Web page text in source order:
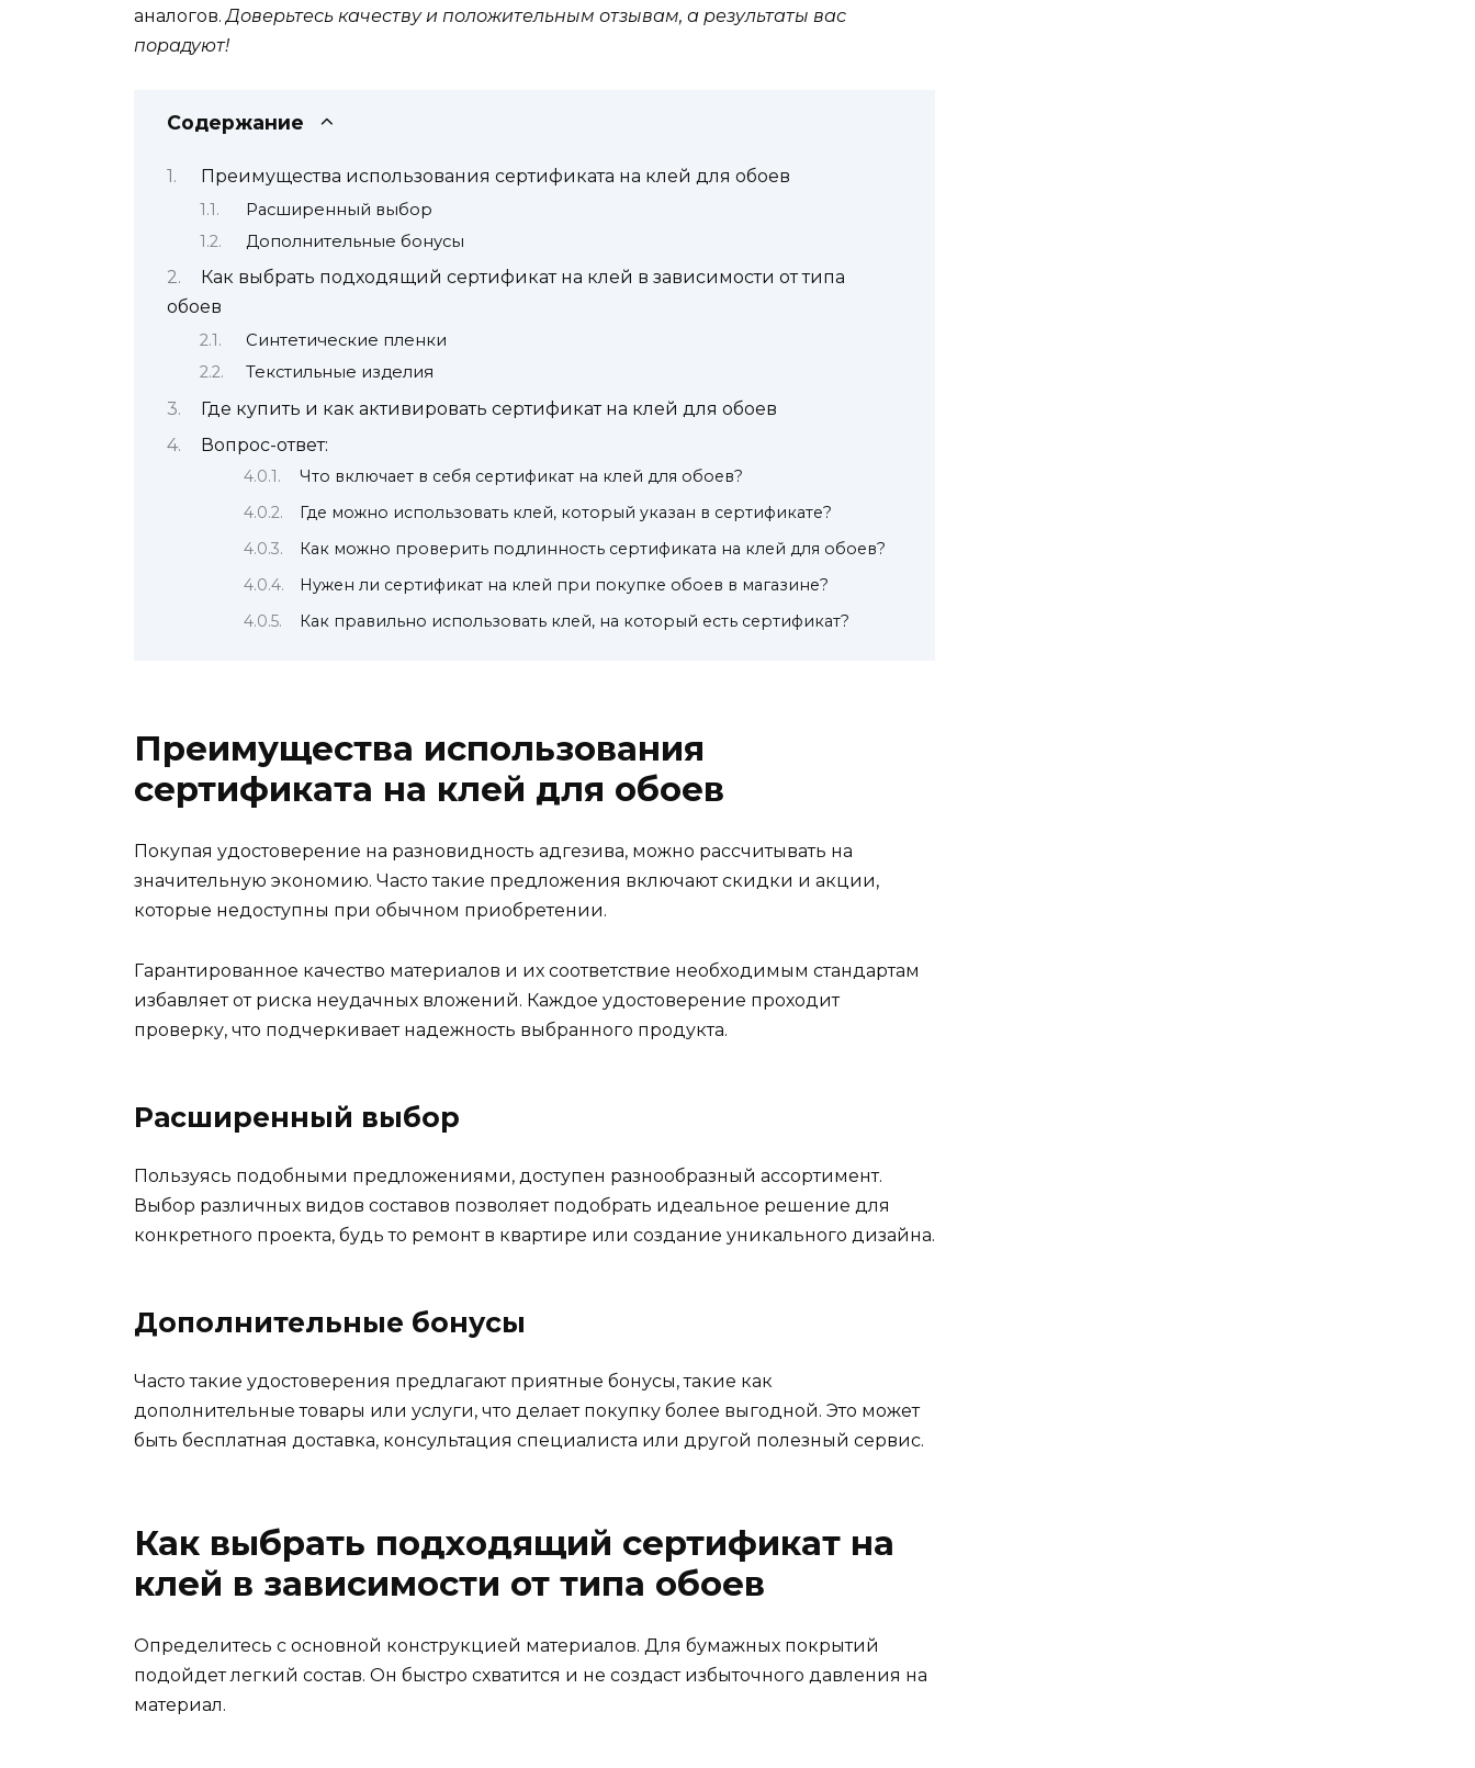
аналогов. Доверьтесь качеству и положительным отзывам, а результаты вас
порадуют!
Содержание
Преимущества использования сертификата на клей для обоев
Расширенный выбор
Дополнительные бонусы
Как выбрать подходящий сертификат на клей в зависимости от типа
обоев
Синтетические пленки
Текстильные изделия
Где купить и как активировать сертификат на клей для обоев
Вопрос-ответ:
Что включает в себя сертификат на клей для обоев?
Где можно использовать клей, который указан в сертификате?
Как можно проверить подлинность сертификата на клей для обоев?
Нужен ли сертификат на клей при покупке обоев в магазине?
Как правильно использовать клей, на который есть сертификат?
Преимущества использования
сертификата на клей для обоев
Покупая удостоверение на разновидность адгезива, можно рассчитывать на
значительную экономию. Часто такие предложения включают скидки и акции,
которые недоступны при обычном приобретении.
Гарантированное качество материалов и их соответствие необходимым стандартам
избавляет от риска неудачных вложений. Каждое удостоверение проходит
проверку, что подчеркивает надежность выбранного продукта.
Расширенный выбор
Пользуясь подобными предложениями, доступен разнообразный ассортимент.
Выбор различных видов составов позволяет подобрать идеальное решение для
конкретного проекта, будь то ремонт в квартире или создание уникального дизайна.
Дополнительные бонусы
Часто такие удостоверения предлагают приятные бонусы, такие как
дополнительные товары или услуги, что делает покупку более выгодной. Это может
быть бесплатная доставка, консультация специалиста или другой полезный сервис.
Как выбрать подходящий сертификат на
клей в зависимости от типа обоев
Определитесь с основной конструкцией материалов. Для бумажных покрытий
подойдет легкий состав. Он быстро схватится и не создаст избыточного давления на
материал.